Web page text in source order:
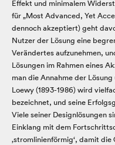
Effekt und minimalem
für „Most Advanced, Yet
dennoch akzeptiert) geht
Nutzer der Lösung eine
Verändertes aufzunehmen,
Lösungen im Rahmen eines
man die Annahme der
Loewy (1893-1986) wird
bezeichnet, und seine
Viele seiner Designlösungen
Einklang mit dem
‚stromlinienförmig‘, damit